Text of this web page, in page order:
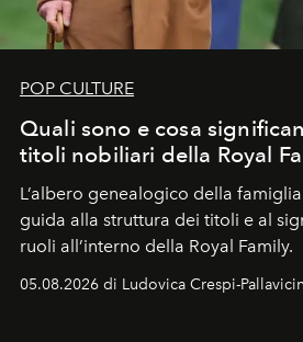
POP CULTURE
Quali sono e cosa
titoli nobiliari della Royal
L’albero genealogico della
guida alla struttura dei titoli e al
ruoli all’interno della Royal Family.
05.08.2026 di Ludovica Crespi-